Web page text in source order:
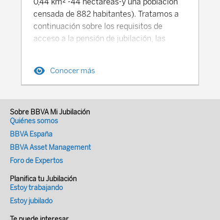
total se desglosa de la siguiente manera
entre empleador y trabajador (2025-
2026): Concepto % Cotización Empresa
Maternidad 6-10% 2% Desempleo 0.5%
0.5% Accidentes Laborales 0.2-1.9% 0%
TOTAL 28.20% 10.50% (*) (*) Deducido
del salario bruto mensual A los
trabajadores autónomos, rurales o
migrantes (灵活就业人员, *línghuó jiùyè
rényuán) se les aplica un tipo de
cotización del 20%, de los cuales un 8%
va a su cuenta personal y el 12% restante
a la cuenta común del sistema. Edad de
jubilación en China: en fase de incremento
por vínculo conyugal o de parentesco por
consanguinidad, afinidad o adopción,
hasta el segundo grado. Que su
participación en el capital social sea igual
(33%). Que su participación en el capital
gerencia de la sociedad. Diferencias entre
personas físicas Los autónomos
societarios han constituido una sociedad
mercantil que canaliza su actividad y
cumplen, al mismo tiempo, con una serie
de requisitos que les obligan a darse de
alta en el RETA. El autónomo societario, al
actuar a través de una sociedad mercantil
censada de 882 habitantes). Tratamos a
continuación sobre los requisitos de
acceso a la pensión de jubilación, las
desequilibrios financieros que enfrenta el
Sistema de Pensiones de Vaticano.
Requisitos y reglas de cálculo de las
pensiones de jubilación del Vaticano El
sistema previsional vaticano, gestionado a
través del Fondo di Pensioni, cubre a una
fuerza laboral de aproximadamente 5.000
empleados, que incluye tanto a personal
eclesiástico y religioso como a los
trabajadores laicos. El sistema de
pensiones del Vaticano es,
Conocer más
Sobre BBVA Mi Jubilación
Quiénes somos
BBVA España
BBVA Asset Management
Foro de Expertos
Planifica tu Jubilación
Estoy trabajando
Estoy jubilado